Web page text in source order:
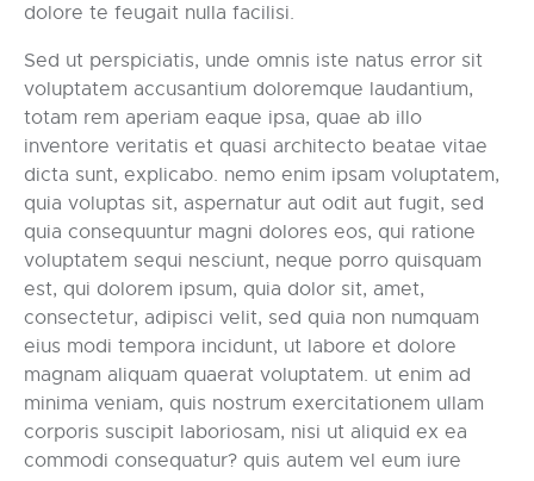
dolore te feugait nulla facilisi.
Sed ut perspiciatis, unde omnis iste natus error sit
voluptatem accusantium doloremque laudantium,
totam rem aperiam eaque ipsa, quae ab illo
inventore veritatis et quasi architecto beatae vitae
dicta sunt, explicabo. nemo enim ipsam voluptatem,
quia voluptas sit, aspernatur aut odit aut fugit, sed
quia consequuntur magni dolores eos, qui ratione
voluptatem sequi nesciunt, neque porro quisquam
est, qui dolorem ipsum, quia dolor sit, amet,
consectetur, adipisci velit, sed quia non numquam
eius modi tempora incidunt, ut labore et dolore
magnam aliquam quaerat voluptatem. ut enim ad
minima veniam, quis nostrum exercitationem ullam
corporis suscipit laboriosam, nisi ut aliquid ex ea
commodi consequatur? quis autem vel eum iure